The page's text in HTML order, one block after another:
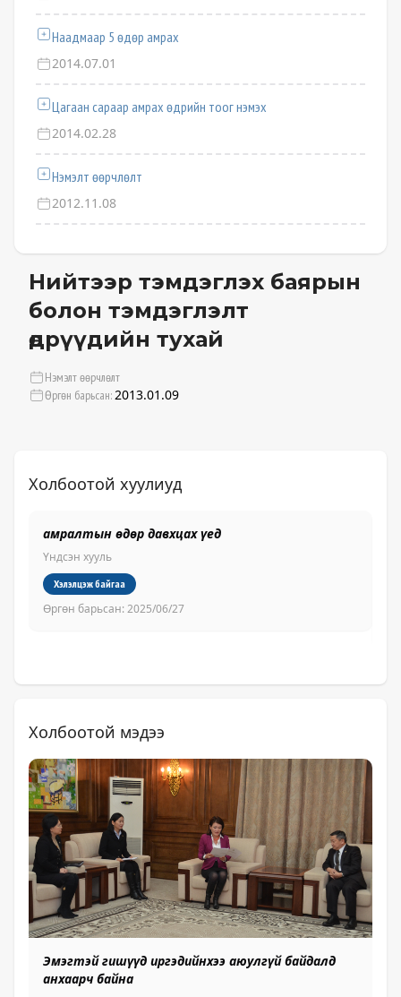
Наадмаар 5 өдөр амрах
2014.07.01
Цагаан сараар амрах өдрийн тоог нэмэх
2014.02.28
Нэмэлт өөрчлөлт
2012.11.08
Нийтээр тэмдэглэх баярын
болон тэмдэглэлт
өдрүүдийн тухай
Нэмэлт өөрчлөлт
Өргөн барьсан:2013.01.09
Холбоотой хуулиуд
амралтын өдөр давхцах үед
Үндсэн хууль
Хэлэлцэж байгаа
Өргөн барьсан: 2025/06/27
Холбоотой мэдээ
Эмэгтэй гишүүд иргэдийнхээ аюулгүй байдалд
анхаарч байна